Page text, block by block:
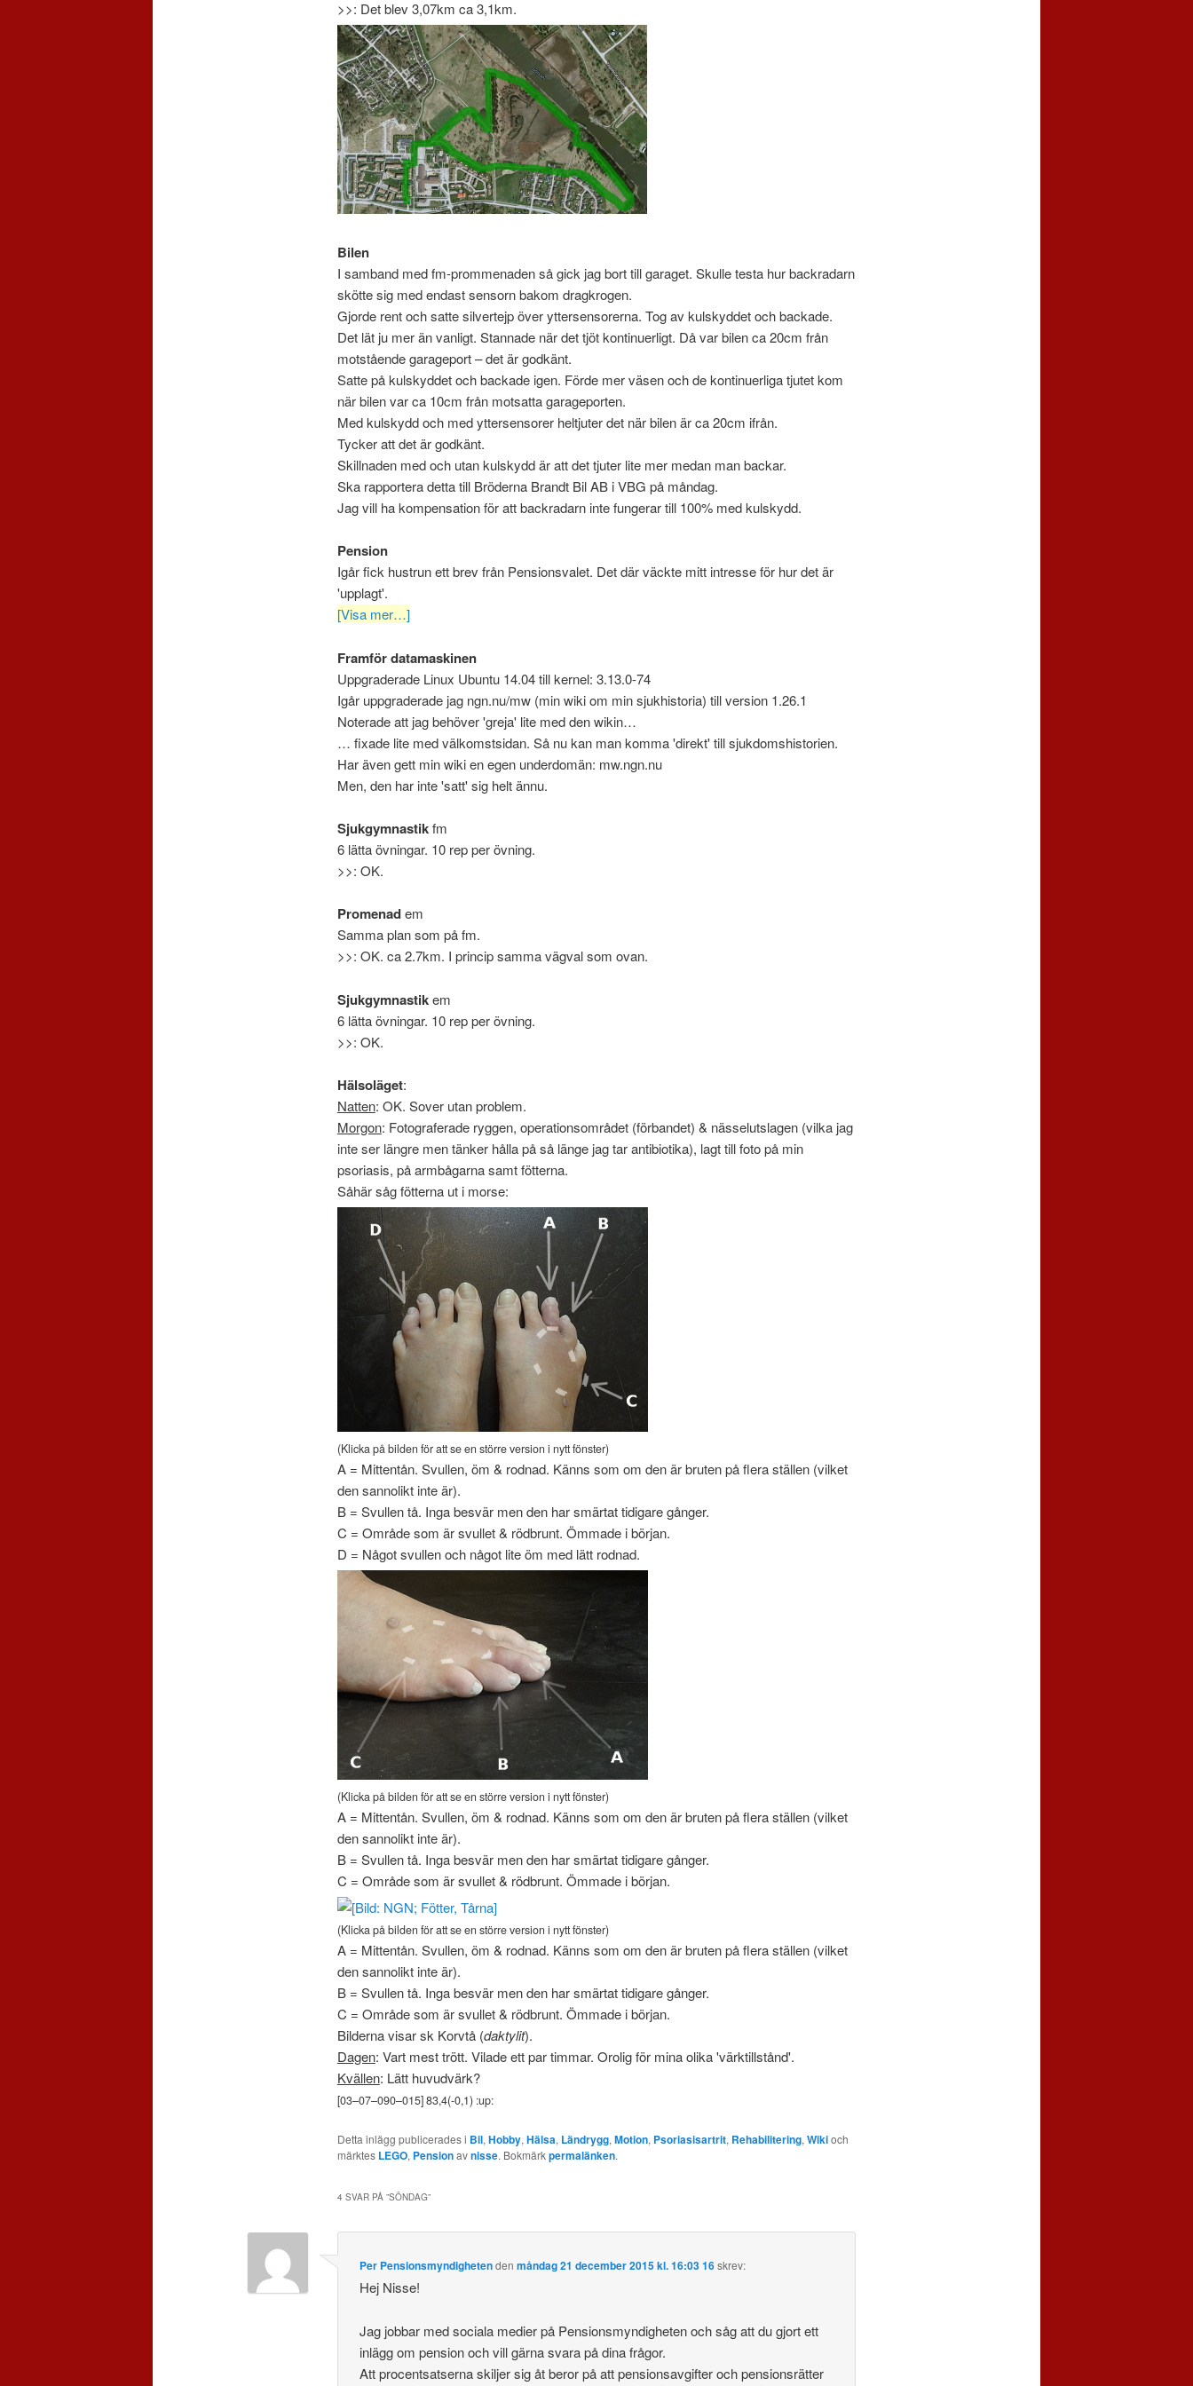
>>: Det blev 3,07km ca 3,1km.
Bilen
I samband med fm-prommenaden så gick jag bort till garaget. Skulle testa hur backradarn
skötte sig med endast sensorn bakom dragkrogen.
Gjorde rent och satte silvertejp över yttersensorerna. Tog av kulskyddet och backade.
Det lät ju mer än vanligt. Stannade när det tjöt kontinuerligt. Då var bilen ca 20cm från
motstående garageport – det är godkänt.
Satte på kulskyddet och backade igen. Förde mer väsen och de kontinuerliga tjutet kom
när bilen var ca 10cm från motsatta garageporten.
Med kulskydd och med yttersensorer heltjuter det när bilen är ca 20cm ifrån.
Tycker att det är godkänt.
Skillnaden med och utan kulskydd är att det tjuter lite mer medan man backar.
Ska rapportera detta till Bröderna Brandt Bil AB i VBG på måndag.
Jag vill ha kompensation för att backradarn inte fungerar till 100% med kulskydd.
Pension
Igår fick hustrun ett brev från Pensionsvalet. Det där väckte mitt intresse för hur det är
'upplagt'.
[Visa mer…]
Framför datamaskinen
Uppgraderade Linux Ubuntu 14.04 till kernel: 3.13.0-74
Igår uppgraderade jag ngn.nu/mw (min wiki om min sjukhistoria) till version 1.26.1
Noterade att jag behöver 'greja' lite med den wikin…
… fixade lite med välkomstsidan. Så nu kan man komma 'direkt' till sjukdomshistorien.
Har även gett min wiki en egen underdomän: mw.ngn.nu
Men, den har inte 'satt' sig helt ännu.
Sjukgymnastikfm
6 lätta övningar. 10 rep per övning.
>>: OK.
Promenadem
Samma plan som på fm.
>>: OK. ca 2.7km. I princip samma vägval som ovan.
Sjukgymnastikem
6 lätta övningar. 10 rep per övning.
>>: OK.
Hälsoläget:
Natten: OK. Sover utan problem.
Morgon: Fotograferade ryggen, operationsområdet (förbandet) & nässelutslagen (vilka jag
inte ser längre men tänker hålla på så länge jag tar antibiotika), lagt till foto på min
psoriasis, på armbågarna samt fötterna.
Såhär såg fötterna ut i morse:
(Klicka på bilden för att se en större version i nytt fönster)
A = Mittentån. Svullen, öm & rodnad. Känns som om den är bruten på flera ställen (vilket
den sannolikt inte är).
B = Svullen tå. Inga besvär men den har smärtat tidigare gånger.
C = Område som är svullet & rödbrunt. Ömmade i början.
D = Något svullen och något lite öm med lätt rodnad.
(Klicka på bilden för att se en större version i nytt fönster)
A = Mittentån. Svullen, öm & rodnad. Känns som om den är bruten på flera ställen (vilket
den sannolikt inte är).
B = Svullen tå. Inga besvär men den har smärtat tidigare gånger.
C = Område som är svullet & rödbrunt. Ömmade i början.
(Klicka på bilden för att se en större version i nytt fönster)
A = Mittentån. Svullen, öm & rodnad. Känns som om den är bruten på flera ställen (vilket
den sannolikt inte är).
B = Svullen tå. Inga besvär men den har smärtat tidigare gånger.
C = Område som är svullet & rödbrunt. Ömmade i början.
Bilderna visar sk Korvtå (daktylit).
Dagen: Vart mest trött. Vilade ett par timmar. Orolig för mina olika 'värktillstånd'.
Kvällen: Lätt huvudvärk?
[03–07–090–015] 83,4(-0,1) :up:
Detta inlägg publicerades i Bil,Hobby,Hälsa, Ländrygg,Motion, Psoriasisartrit, Rehabilitering,Wikioch
märktes LEGO, Pensionavnisse. Bokmärkpermalänken.
4 SVAR PÅ ”SÖNDAG”
Per Pensionsmyndighetendenmåndag 21 december 2015 kl. 16:03 16skrev:
Hej Nisse!
Jag jobbar med sociala medier på Pensionsmyndigheten och såg att du gjort ett
inlägg om pension och vill gärna svara på dina frågor.
Att procentsatserna skiljer sig åt beror på att pensionsavgifter och pensionsrätter